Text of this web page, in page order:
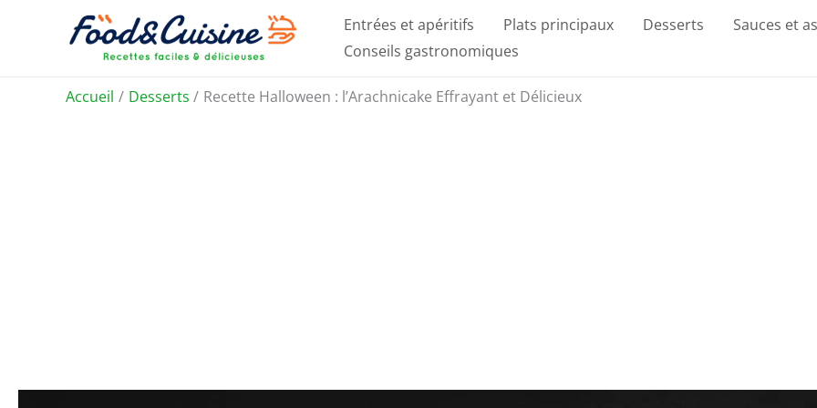
Entrées et apéritifs Plats principaux Desserts Sauces et
Conseils gastronomiques
Accueil Desserts Recette Halloween : l’Arachnicake Effrayant et Délicieux